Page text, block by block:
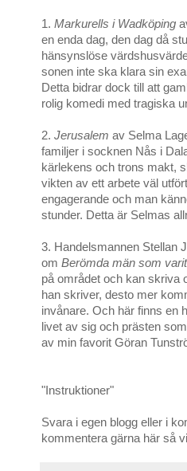
1. Markurells i Wadköping
en enda dag, den dag då
hänsynslöse
sonen inte ska klara sin
Detta bidrar dock till att
rolig komedi med tragiska
2. Jerusalem av Selma
familjer i socknen Nås i
kärlekens och trons makt,
vikten av ett arbete väl
engagerande och man
stunder. Detta är Selmas
3. Handelsmannen Stellan
om Berömda män som
på området och kan skriva
han skriver, desto mer
invånare. Och här finns en
livet av sig och prästen
av min favorit Göran
"Instruktioner"
Svara i egen blogg eller i
kommentera gärna här så